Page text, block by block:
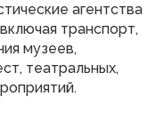
агентства
транспорт,
музеев,
театральных,